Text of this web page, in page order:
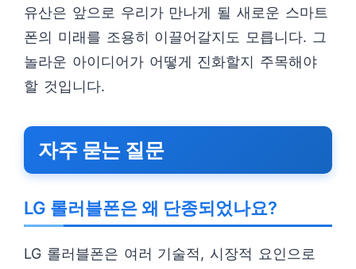
유산은 앞으로 우리가 만나게 될 새로운 스마트
폰의 미래를 조용히 이끌어갈지도 모릅니다. 그
놀라운 아이디어가 어떻게 진화할지 주목해야
할 것입니다.
자주 묻는 질문
LG 롤러블폰은 왜 단종되었나요?
LG 롤러블폰은 여러 기술적, 시장적 요인으로